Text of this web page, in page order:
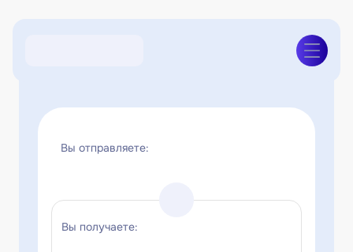
Вы отправляете:
Вы получаете: